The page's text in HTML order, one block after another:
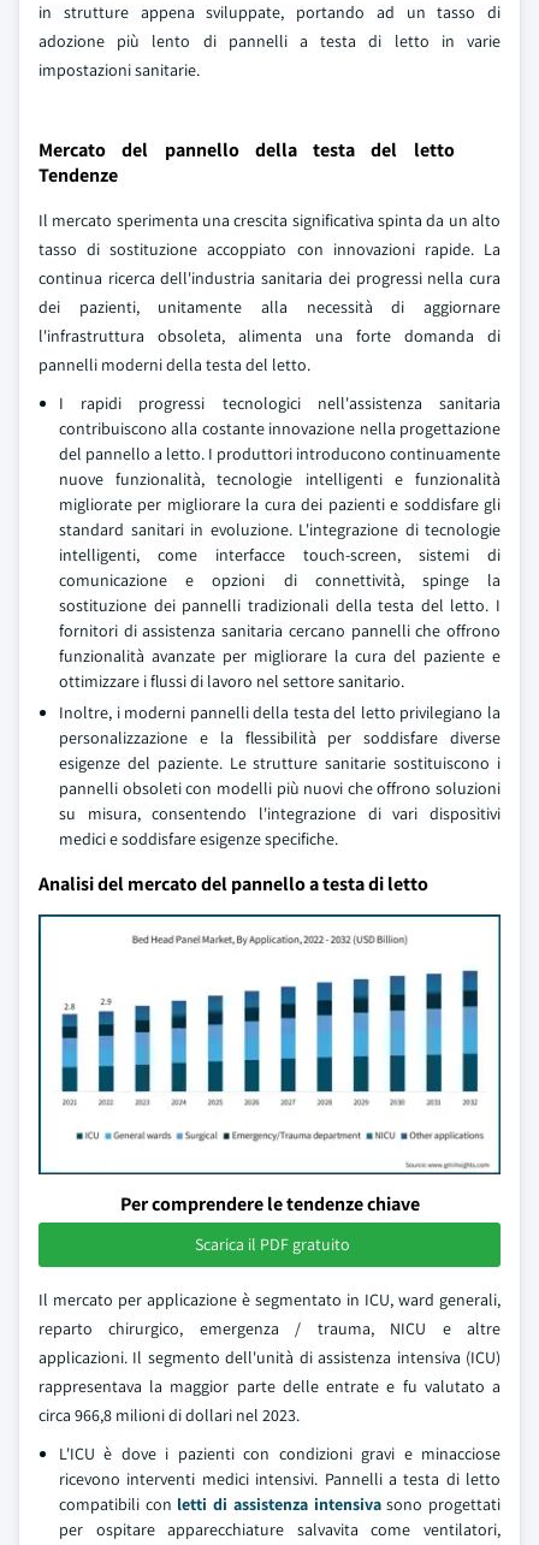
in strutture appena sviluppate, portando ad un tasso di
adozione più lento di pannelli a testa di letto in varie
impostazioni sanitarie.
Mercato del pannello della testa del letto
Tendenze
Il mercato sperimenta una crescita significativa spinta da un alto
tasso di sostituzione accoppiato con innovazioni rapide. La
continua ricerca dell'industria sanitaria dei progressi nella cura
dei pazienti, unitamente alla necessità di aggiornare
l'infrastruttura obsoleta, alimenta una forte domanda di
pannelli moderni della testa del letto.
I rapidi progressi tecnologici nell'assistenza sanitaria
contribuiscono alla costante innovazione nella progettazione
del pannello a letto. I produttori introducono continuamente
nuove funzionalità, tecnologie intelligenti e funzionalità
migliorate per migliorare la cura dei pazienti e soddisfare gli
standard sanitari in evoluzione. L'integrazione di tecnologie
intelligenti, come interfacce touch-screen, sistemi di
comunicazione e opzioni di connettività, spinge la
sostituzione dei pannelli tradizionali della testa del letto. I
fornitori di assistenza sanitaria cercano pannelli che offrono
funzionalità avanzate per migliorare la cura del paziente e
ottimizzare i flussi di lavoro nel settore sanitario.
Inoltre, i moderni pannelli della testa del letto privilegiano la
personalizzazione e la flessibilità per soddisfare diverse
esigenze del paziente. Le strutture sanitarie sostituiscono i
pannelli obsoleti con modelli più nuovi che offrono soluzioni
su misura, consentendo l'integrazione di vari dispositivi
medici e soddisfare esigenze specifiche.
Analisi del mercato del pannello a testa di letto
Per comprendere le tendenze chiave
Scarica il PDF gratuito
Il mercato per applicazione è segmentato in ICU, ward generali,
reparto chirurgico, emergenza / trauma, NICU e altre
applicazioni. Il segmento dell'unità di assistenza intensiva (ICU)
rappresentava la maggior parte delle entrate e fu valutato a
circa 966,8 milioni di dollari nel 2023.
L'ICU è dove i pazienti con condizioni gravi e minacciose
ricevono interventi medici intensivi. Pannelli a testa di letto
compatibili con letti di assistenza intensivasono progettati
per ospitare apparecchiature salvavita come ventilatori,